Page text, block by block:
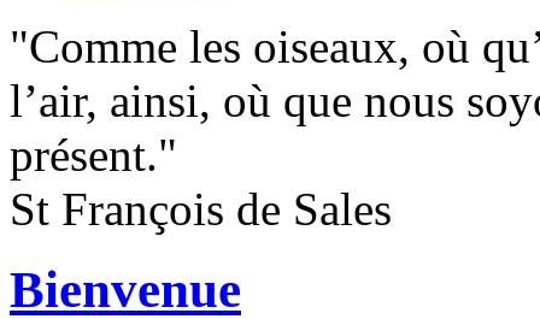
"Comme les oiseaux, où
l’air, ainsi, où que nous
présent."
St François de Sales
Bienvenue